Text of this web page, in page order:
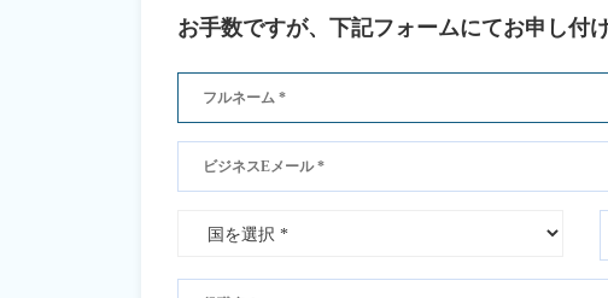
お手数ですが、下記フォームにてお申し付